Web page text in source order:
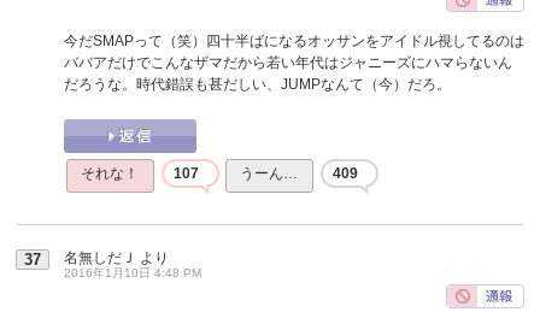
今だSMAPって（笑）四十半ばになるオッサンをアイドル視してるのは
ババアだけでこんなザマだから若い年代はジャニーズにハマらないん
だろうな。時代錯誤も甚だしい、JUMPなんて（今）だろ。
それな！ 107 うーん… 409
37 名無しだＪ より
2016年1月10日 4:48 PM